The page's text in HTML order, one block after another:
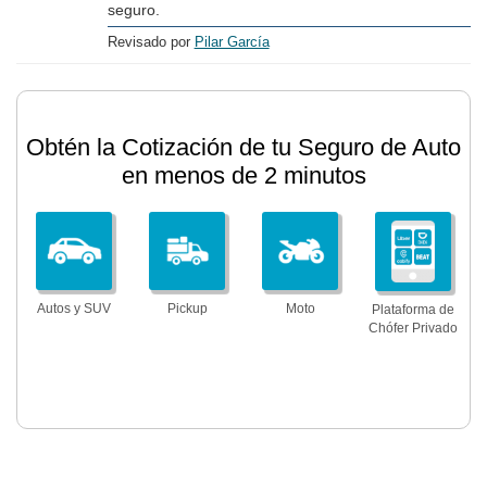
seguro.
Revisado por Pilar García
Obtén la Cotización de tu Seguro de Auto
en menos de 2 minutos
Autos y SUV Pickup Moto
Plataforma de
Chófer Privado